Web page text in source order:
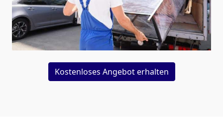
Kostenloses Angebot erhalten